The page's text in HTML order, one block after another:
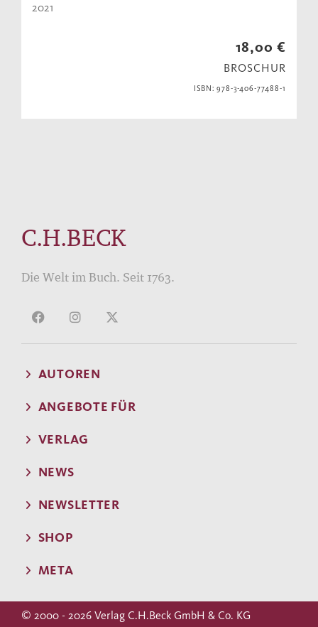
2021
18,00 €
BROSCHUR
ISBN: 978-3-406-77488-1
C.H.BECK
Die Welt im Buch. Seit 1763.
AUTOREN
ANGEBOTE FÜR
VERLAG
NEWS
NEWSLETTER
SHOP
META
© 2000 - 2026 Verlag C.H.Beck GmbH & Co. KG